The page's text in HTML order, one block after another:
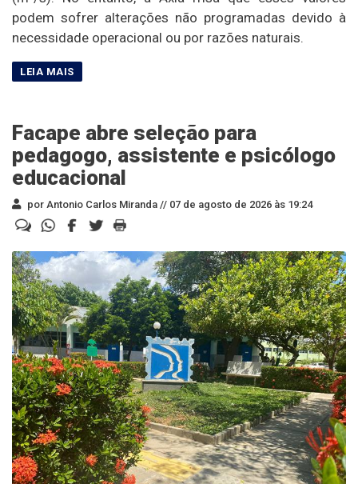
podem sofrer alterações não programadas devido à
necessidade operacional ou por razões naturais.
Facape abre seleção para
pedagogo, assistente e psicólogo
educacional
por Antonio Carlos Miranda // 07 de agosto de 2026 às 19:24